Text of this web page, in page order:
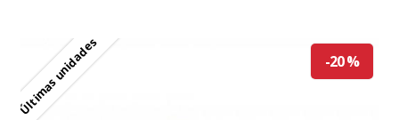
Últimas unidades -20 %